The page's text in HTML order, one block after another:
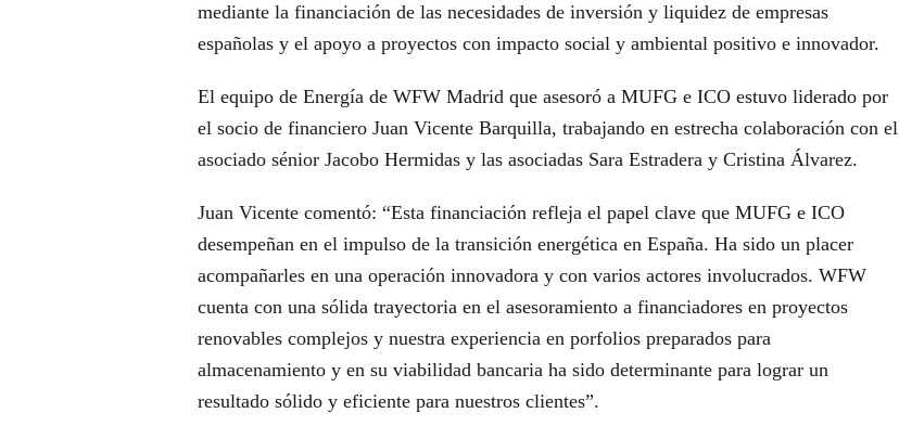
mediante la financiación de las necesidades de inversión y liquidez de empresas
españolas y el apoyo a proyectos con impacto social y ambiental positivo e innovador.
El equipo de Energía de WFW Madrid que asesoró a MUFG e ICO estuvo liderado por
el socio de financiero Juan Vicente Barquilla, trabajando en estrecha colaboración con el
asociado sénior Jacobo Hermidas y las asociadas Sara Estradera y Cristina Álvarez.
Juan Vicente comentó: “Esta financiación refleja el papel clave que MUFG e ICO
desempeñan en el impulso de la transición energética en España. Ha sido un placer
acompañarles en una operación innovadora y con varios actores involucrados. WFW
cuenta con una sólida trayectoria en el asesoramiento a financiadores en proyectos
renovables complejos y nuestra experiencia en porfolios preparados para
almacenamiento y en su viabilidad bancaria ha sido determinante para lograr un
resultado sólido y eficiente para nuestros clientes”.